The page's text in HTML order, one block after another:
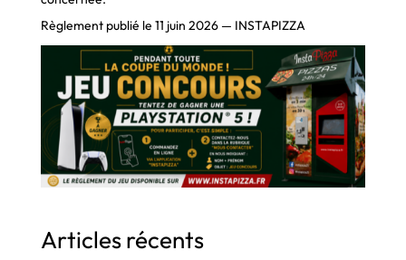
Règlement publié le 11 juin 2026 — INSTAPIZZA
Articles récents